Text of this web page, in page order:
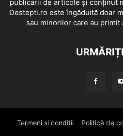
publicarii de articole și conținut
Destepti.ro este îngăduită doar
sau minorilor care au primit
Termeni si conditii Politică de